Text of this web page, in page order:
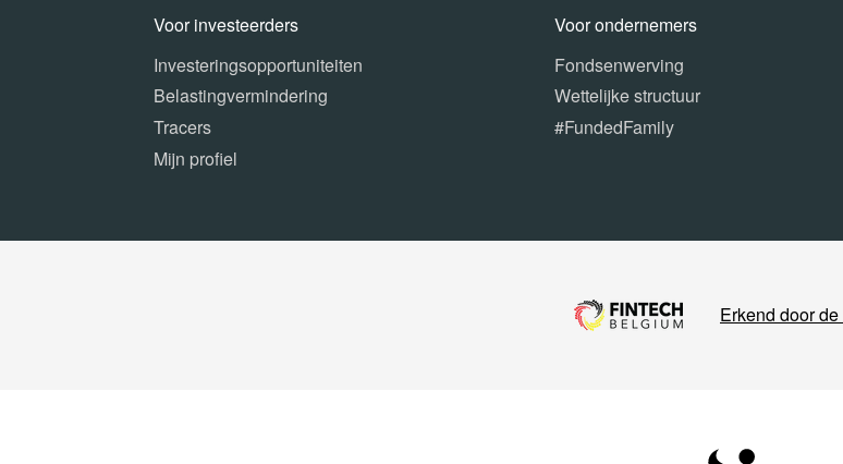
Voor investeerders
Investeringsopportuniteiten
Belastingvermindering
Tracers
Mijn profiel
Voor ondernemers
Fondsenwerving
Wettelijke structuur
#FundedFamily
Erkend door de